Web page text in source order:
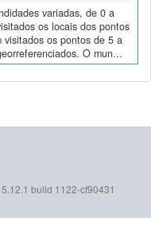
variadas, de 0 a
os locais dos pontos
os pontos de 5 a
O mun...
5.12.1 build 1122-cf90431